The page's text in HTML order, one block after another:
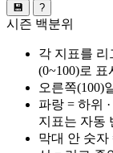
💾 ?
시즌 백분위
각 지표를 리
(0~100)로 표
오른쪽(100)
파랑 = 하위
지표는 자동
막대 안 숫자